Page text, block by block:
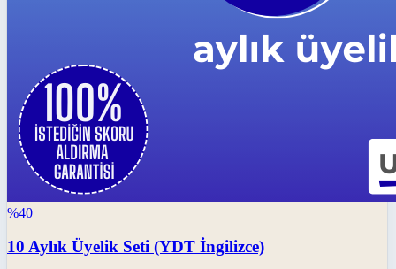
%40
10 Aylık Üyelik Seti (YDT İngilizce)